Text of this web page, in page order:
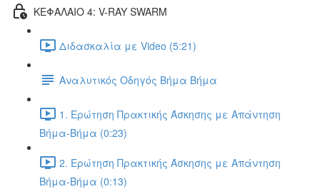
ΚΕΦΑΛΑΙΟ 4: V-RAY SWARM
Διδασκαλία με Video (5:21)
Αναλυτικός Οδηγός Βήμα Βήμα
1. Ερώτηση Πρακτικής Άσκησης με Απάντηση
Βήμα-Βήμα (0:23)
2. Ερώτηση Πρακτικής Άσκησης με Απάντηση
Βήμα-Βήμα (0:13)